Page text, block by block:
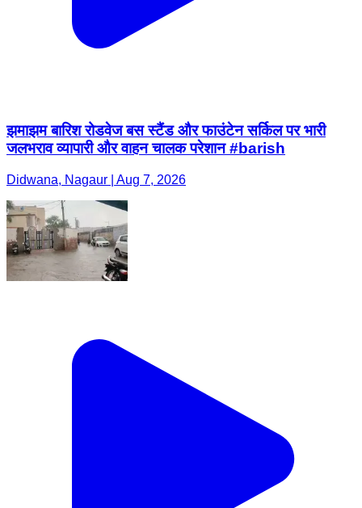
झमाझम बारिश रोडवेज बस स्टैंड और फाउंटेन सर्किल पर भारी
जलभराव व्यापारी और वाहन चालक परेशान #barish
Didwana, Nagaur | Aug 7, 2026